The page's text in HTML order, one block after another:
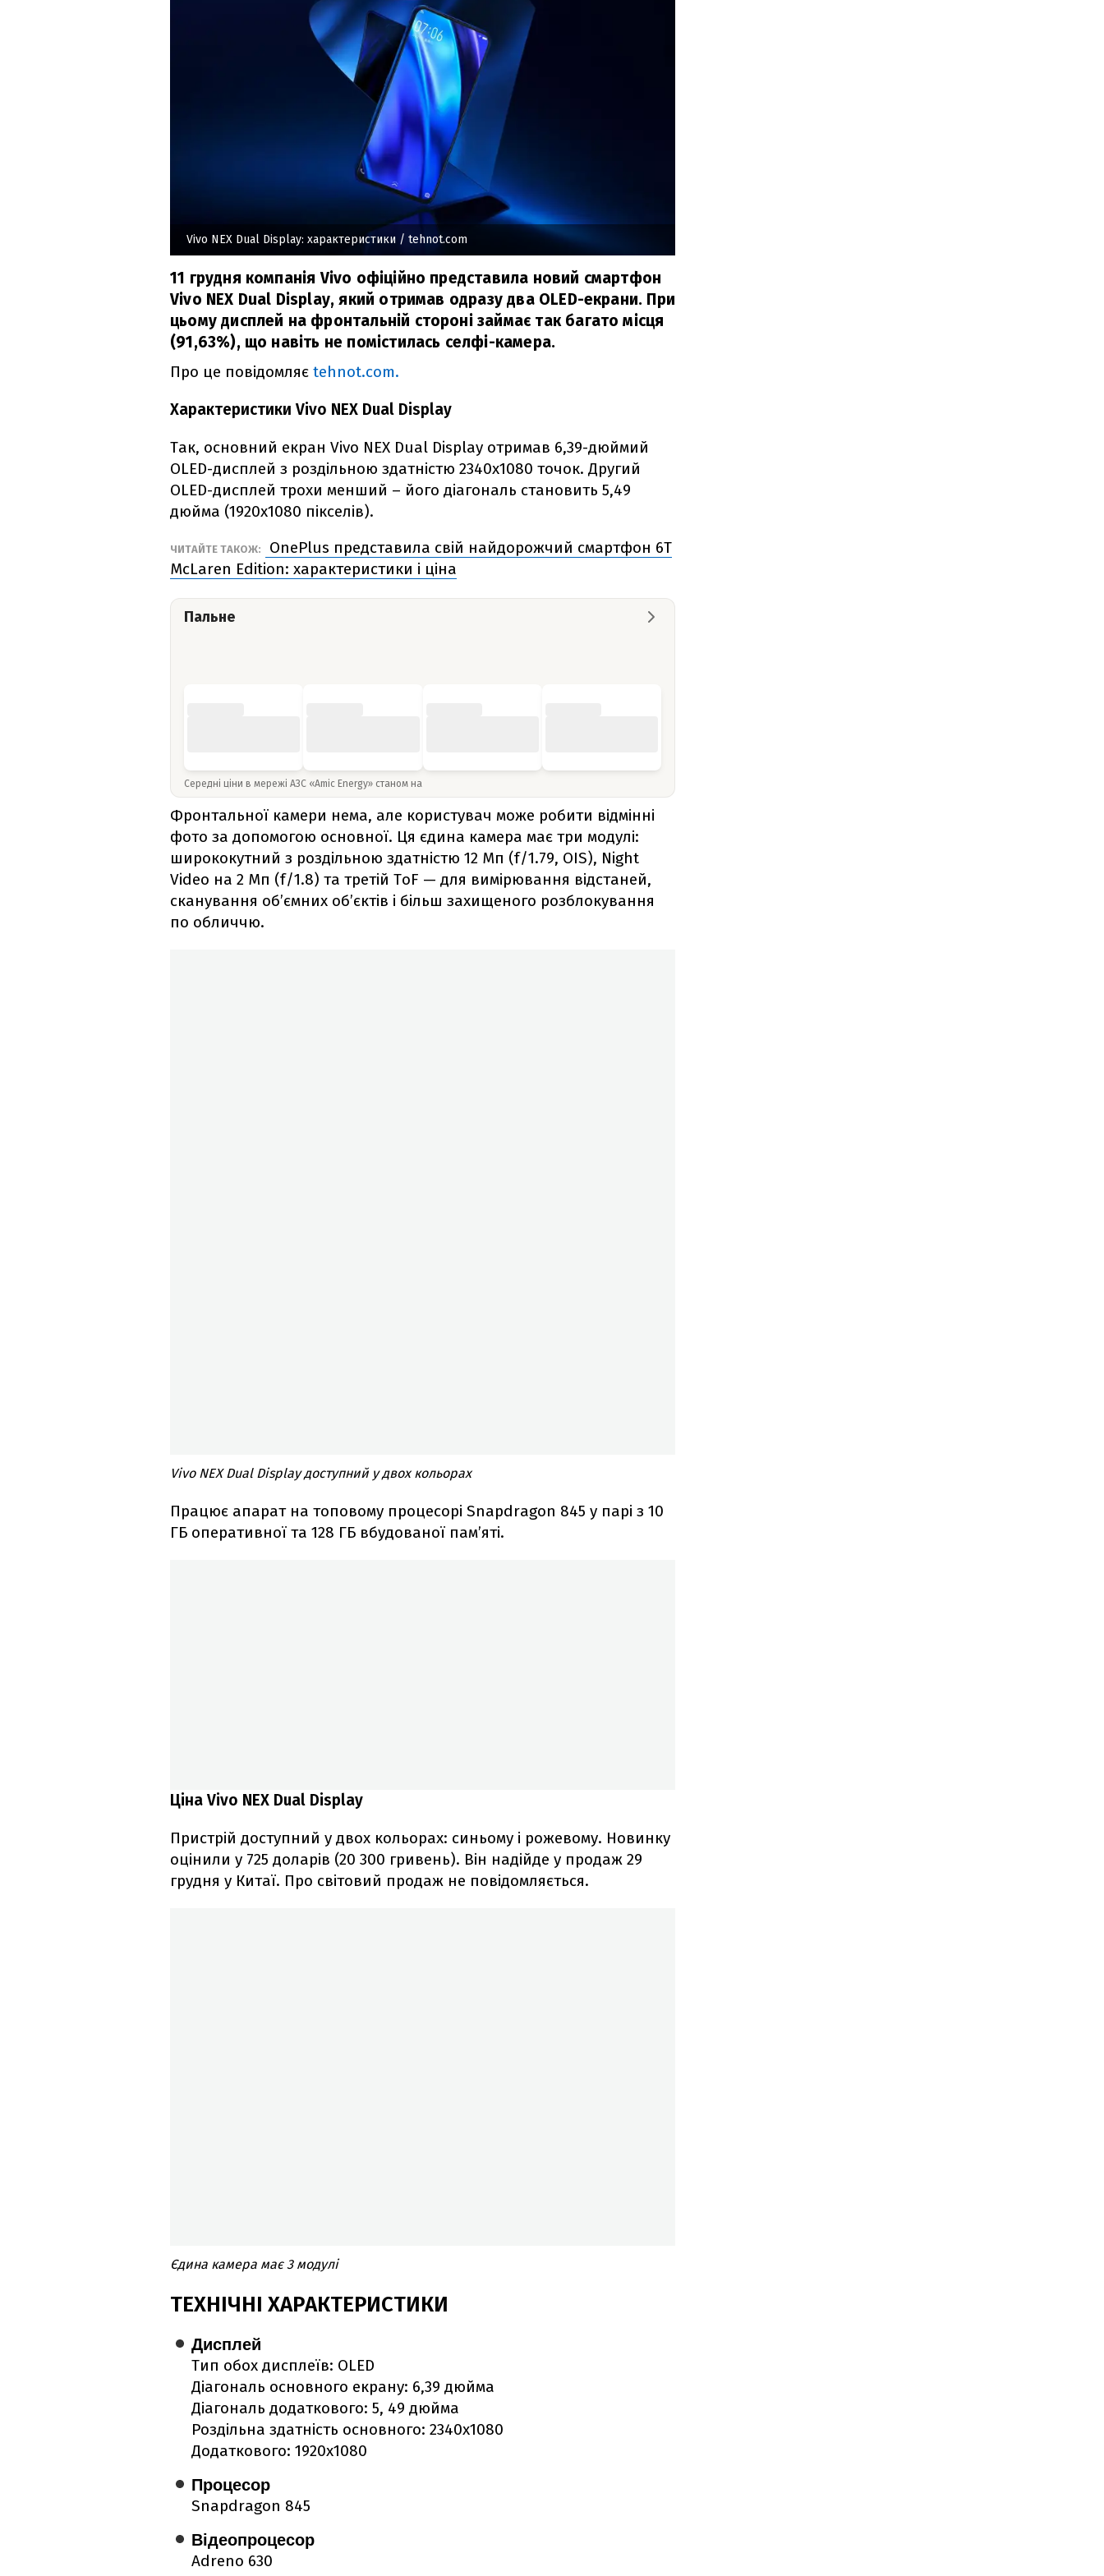
Vivo NEX Dual Display: характеристики / tehnot.com
11 грудня компанія Vivo офіційно представила новий смартфон
Vivo NEX Dual Display, який отримав одразу два OLED-екрани. При
цьому дисплей на фронтальній стороні займає так багато місця
(91,63%), що навіть не помістилась селфі-камера.
Про це повідомляє tehnot.com.
Характеристики Vivo NEX Dual Display
Так, основний екран Vivo NEX Dual Display отримав 6,39-дюймий
OLED-дисплей з роздільною здатністю 2340х1080 точок. Другий
OLED-дисплей трохи менший – його діагональ становить 5,49
дюйма (1920х1080 пікселів).
ЧИТАЙТЕ ТАКОЖ:
OnePlus представила свій найдорожчий смартфон 6T
McLaren Edition: характеристики і ціна
Пальне
Середні ціни в мережі АЗС «Amic Energy» станом на
Фронтальної камери нема, але користувач може робити відмінні
фото за допомогою основної. Ця єдина камера має три модулі:
ширококутний з роздільною здатністю 12 Мп (f/1.79, OIS), Night
Video на 2 Мп (f/1.8) та третій ToF — для вимірювання відстаней,
сканування об’ємних об’єктів і більш захищеного розблокування
по обличчю.
Vivo NEX Dual Display доступний у двох кольорах
Працює апарат на топовому процесорі Snapdragon 845 у парі з 10
ГБ оперативної та 128 ГБ вбудованої пам’яті.
Ціна Vivo NEX Dual Display
Пристрій доступний у двох кольорах: синьому і рожевому. Новинку
оцінили у 725 доларів (20 300 гривень). Він надійде у продаж 29
грудня у Китаї. Про світовий продаж не повідомляється.
Єдина камера має 3 модулі
ТЕХНІЧНІ ХАРАКТЕРИСТИКИ
Дисплей
Тип обох дисплеїв: OLED
Діагональ основного екрану: 6,39 дюйма
Діагональ додаткового: 5, 49 дюйма
Роздільна здатність основного: 2340х1080
Додаткового: 1920х1080
Процесор
Snapdragon 845
Відеопроцесор
Adreno 630